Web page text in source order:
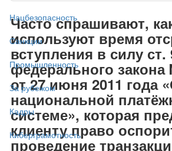
Нацбезопасность
Санкции
Промышленность
За рубежом
Кадры
Киберграмотность
Часто спрашивают,
используют время
вступления в силу ст.
федерального
от 27 июня 2011 года
национальной
системе», которая
клиенту право
проведение